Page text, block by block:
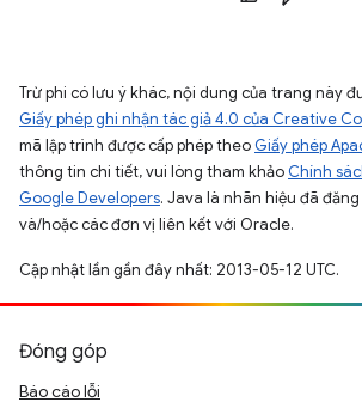
Trừ phi có lưu ý khác, nội dung của trang này
Giấy phép ghi nhận tác giả 4.0 của Creative
mã lập trình được cấp phép theo Giấy phép
thông tin chi tiết, vui lòng tham khảo Chính
Google Developers. Java là nhãn hiệu đã
và/hoặc các đơn vị liên kết với Oracle.
Cập nhật lần gần đây nhất: 2013-05-12 UTC.
Đóng góp
Báo cáo lỗi